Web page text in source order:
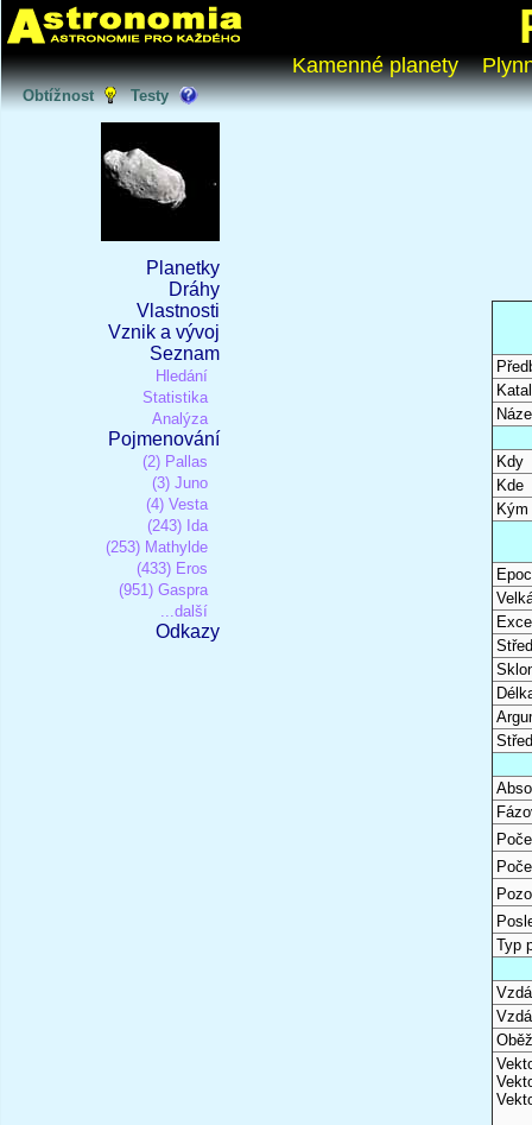
Kamenné planety
Obtížnost Testy
Planetky
Dráhy
Vlastnosti
Vznik a vývoj
Seznam
Hledání
Statistika
Analýza
Pojmenování
(2) Pallas
(3) Juno
(4) Vesta
(243) Ida
(253) Mathylde
(433) Eros
(951) Gaspra
...další
Odkazy
Kdy
Kde
Kým
Typ